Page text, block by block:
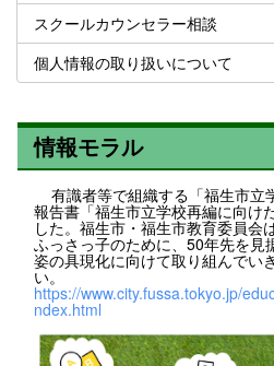
スクールカウンセラー相談
個人情報の取り扱いについて
情報モラル
有識者等で組織する「福生市立
報告書「福生市立学校再編に向け
した。福生市・福生市教育委員会
ふっさっ子のために、50年先を見
姿の具現化に向けて取り組んでい
い。
https://www.city.fussa.tokyo.jp/
ndex.html